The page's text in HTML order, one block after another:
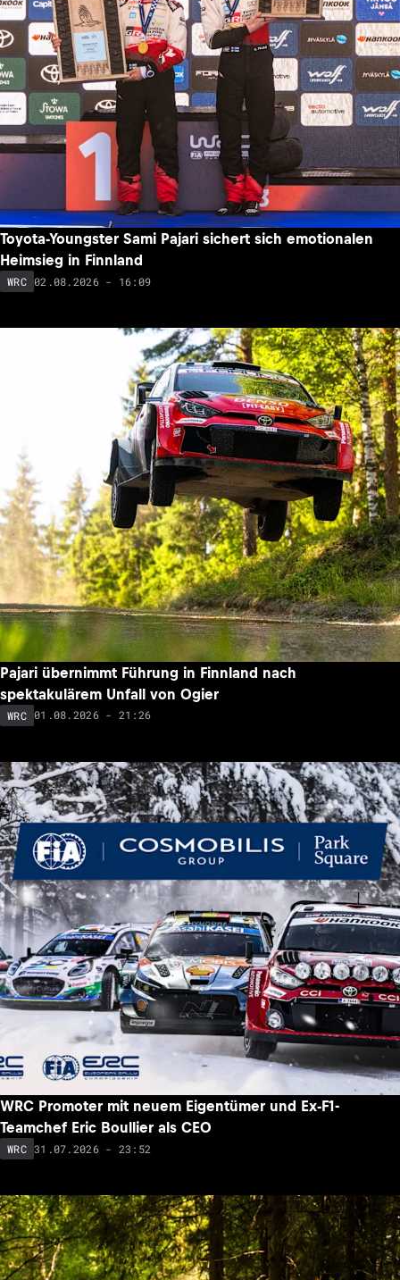
Toyota-Youngster Sami Pajari sichert sich emotionalen
Heimsieg in Finnland
WRC 02.08.2026 - 16:09
Pajari übernimmt Führung in Finnland nach
spektakulärem Unfall von Ogier
WRC 01.08.2026 - 21:26
WRC Promoter mit neuem Eigentümer und Ex-F1-
Teamchef Eric Boullier als CEO
WRC 31.07.2026 - 23:52